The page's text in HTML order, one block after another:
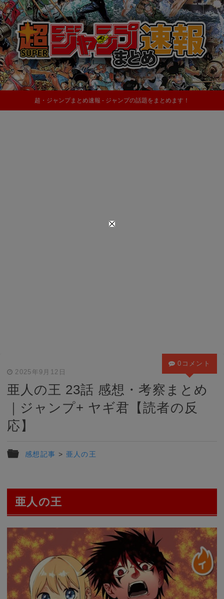
超・ジャンプまとめ速報 - ジャンプの話題をまとめます！
2025年9月12日
亜人の王 23話 感想・考察まとめ
｜ジャンプ+ ヤギ君【読者の反
応】
感想記事 > 亜人の王
0コメント
亜人の王